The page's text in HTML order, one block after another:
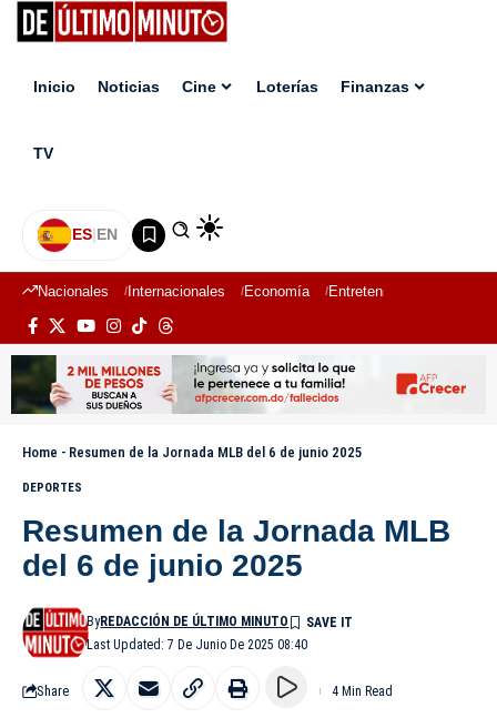
Inicio Noticias Cine Loterías Finanzas
TV
ES|EN
Nacionales Internacionales Economía Entretenimiento
Home - Resumen de la Jornada MLB del 6 de junio 2025
DEPORTES
Resumen de la Jornada MLB
del 6 de junio 2025
Last Updated: 7 De Junio De 2025 08:40
ByREDACCIÓN DE ÚLTIMO MINUTO
Share 4 Min Read